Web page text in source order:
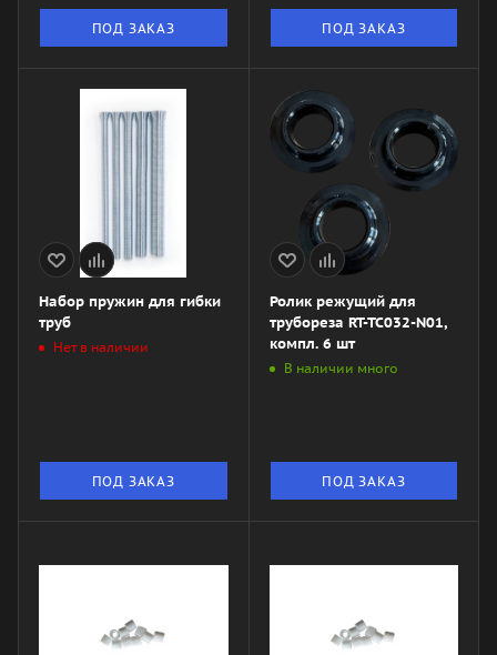
ПОД ЗАКАЗ ПОД ЗАКАЗ
Набор пружин для гибки
труб
Нет в наличии
ПОД ЗАКАЗ
Ролик режущий для
трубореза RT-TC032-N01,
компл. 6 шт
В наличии много
ПОД ЗАКАЗ